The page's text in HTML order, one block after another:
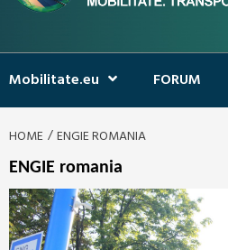
Mobilitate.eu FORUM
HOME ENGIE ROMANIA
ENGIE romania